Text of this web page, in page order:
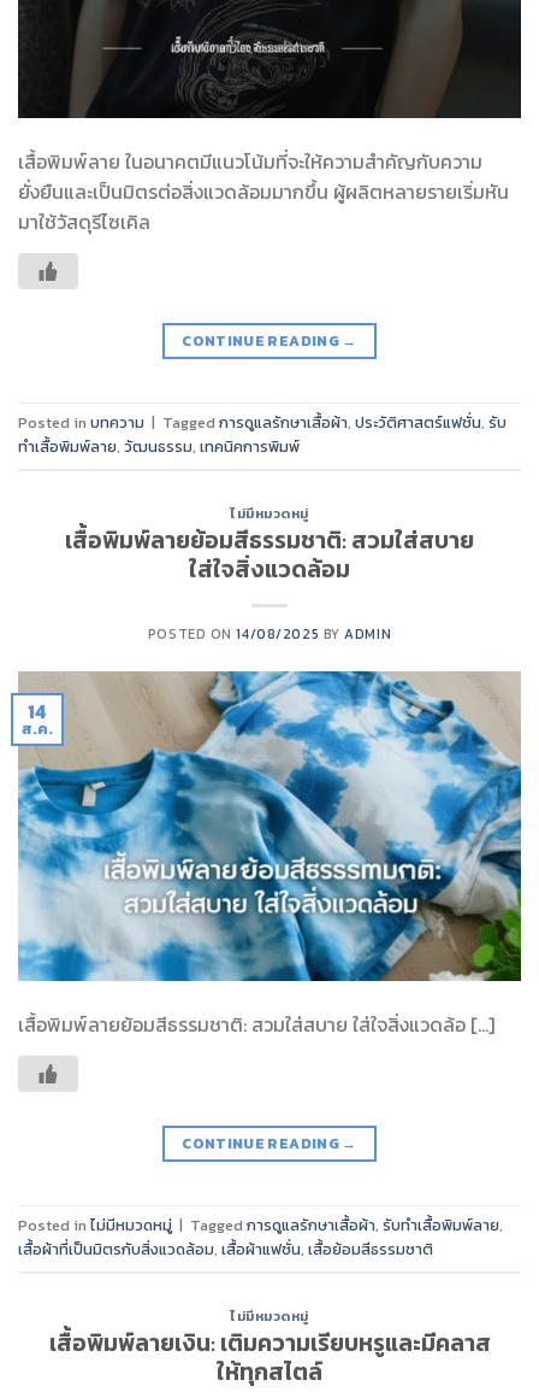
เสื้อพิมพ์ลาย ในอนาคตมีแนวโน้มที่จะให้ความสำคัญกับความ
ยั่งยืนและเป็นมิตรต่อสิ่งแวดล้อมมากขึ้น ผู้ผลิตหลายรายเริ่มหัน
มาใช้วัสดุรีไซเคิล
CONTINUE READING →
Posted in บทความ | Tagged การดูแลรักษาเสื้อผ้า, ประวัติศาสตร์แฟชั่น, รับ
ทำเสื้อพิมพ์ลาย, วัฒนธรรม, เทคนิคการพิมพ์
ไม่มีหมวดหมู่
เสื้อพิมพ์ลายย้อมสีธรรมชาติ: สวมใส่สบาย
ใส่ใจสิ่งแวดล้อม
POSTED ON14/08/2025 BYADMIN
14
ส.ค.
เสื้อพิมพ์ลายย้อมสีธรรมชาติ: สวมใส่สบาย ใส่ใจสิ่งแวดล้อ […]
CONTINUE READING →
Posted in ไม่มีหมวดหมู่ | Tagged การดูแลรักษาเสื้อผ้า, รับทำเสื้อพิมพ์ลาย,
เสื้อผ้าที่เป็นมิตรกับสิ่งแวดล้อม, เสื้อผ้าแฟชั่น, เสื้อย้อมสีธรรมชาติ
ไม่มีหมวดหมู่
เสื้อพิมพ์ลายเงิน: เติมความเรียบหรูและมีคลาส
ให้ทุกสไตล์